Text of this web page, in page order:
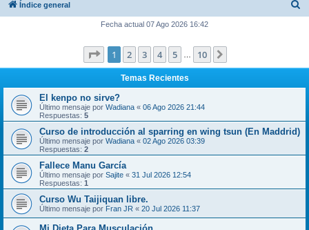
Índice general
a
r
Fecha actual 07 Ago 2026 16:42
Página de 10
1 2 3 4 5 10
Temas Recientes
El kenpo no sirve?
Último mensaje por Wadiana « 06 Ago 2026 21:44
Respuestas: 5
Curso de introducción al sparring en wing tsun (En Maddrid)
Último mensaje por Wadiana « 02 Ago 2026 03:39
Respuestas: 2
Fallece Manu García
Último mensaje por Sajite « 31 Jul 2026 12:54
Respuestas: 1
Curso Wu Taijiquan libre.
Último mensaje por Fran JR « 20 Jul 2026 11:37
Mi Dieta Para Musculación